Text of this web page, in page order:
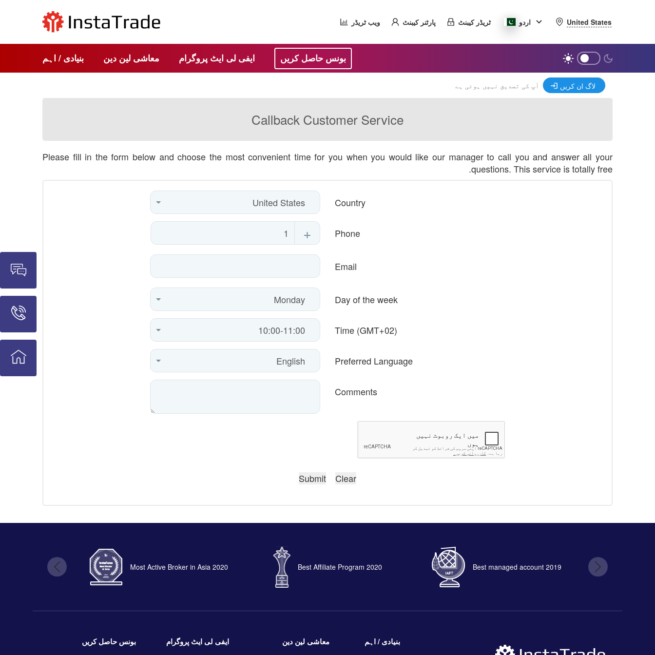
ویب ٹریڈر پارٹنر کیبنٹ ٹریڈر کیبنٹ اردو United States
بنیادی / اہم معاشی لین دین ایفی لی ایٹ پروگرام بونس حاصل کریں
آپ کی تصدیق نہیں ہوئی ہے لاگ ان کریں
Callback Customer Service
Please fill in the form below and choose the most convenient time for you when you would like our manager to call you and answer all your
questions. This service is totally free.
Country
Phone
+
Email
Day of the week
Time (GMT+02)
Preferred Language
Comments
Most Active Broker in Asia 2020 Best Affiliate Program 2020 Best managed account 2019
بنیادی / اہم معاشی لین دین ایفی لی ایٹ پروگرام بونس حاصل کریں